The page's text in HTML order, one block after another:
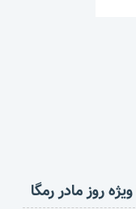
ویژه روز مادر رمگا